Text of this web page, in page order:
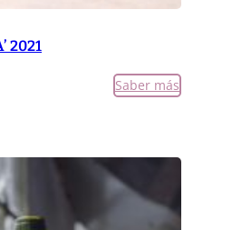
2021
Saber más